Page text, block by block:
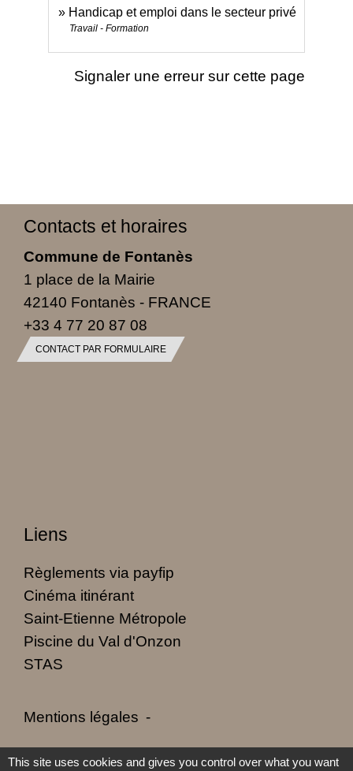
Handicap et emploi dans le secteur privé
Travail - Formation
Signaler une erreur sur cette page
Contacts et horaires
Commune de Fontanès
1 place de la Mairie
42140 Fontanès - FRANCE
+33 4 77 20 87 08
CONTACT PAR FORMULAIRE
Liens
Règlements via payfip
Cinéma itinérant
Saint-Etienne Métropole
Piscine du Val d'Onzon
STAS
Mentions légales -
Politique de confidentialité - Accessibilité -
This site uses cookies and gives you control over what you want